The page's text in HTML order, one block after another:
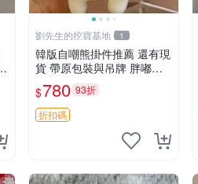
劉先生的挖寶基地 1
韓版自嘲熊掛件推薦 還有現
貨 帶原包裝與吊牌 胖嘟嘟
超可愛 毛絨手感佳 小熊掛
件 自嘲抱枕 小熊抱枕
$780 93折
折扣碼